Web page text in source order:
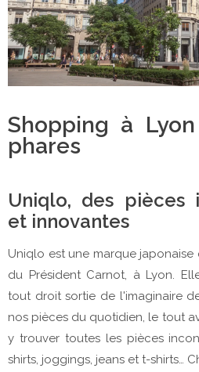
Shopping à
phares
Uniqlo, des pièces
et innovantes
Uniqlo est une marque japonaise
du Président Carnot, à Lyon.
tout droit sortie de l'imaginaire
nos pièces du quotidien, le tout
y trouver toutes les pièces
shirts, joggings, jeans et t-shirts…